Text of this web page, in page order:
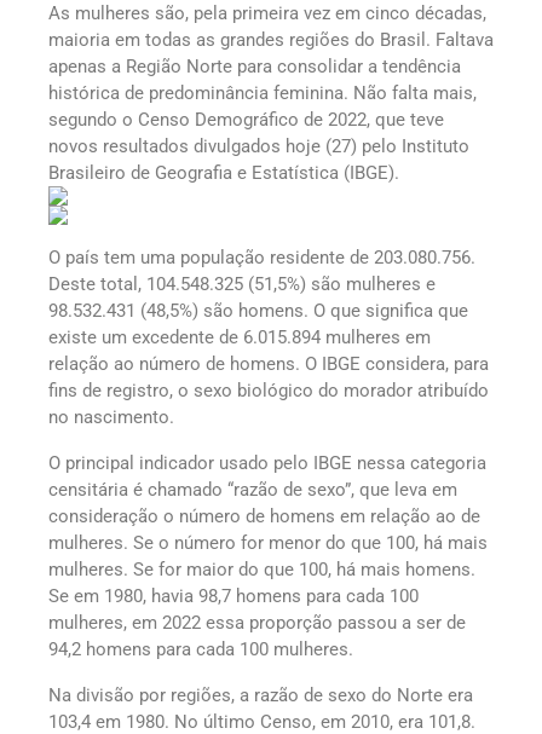
As mulheres são, pela primeira vez em cinco décadas,
maioria em todas as grandes regiões do Brasil. Faltava
apenas a Região Norte para consolidar a tendência
histórica de predominância feminina. Não falta mais,
segundo o Censo Demográfico de 2022, que teve
novos resultados divulgados hoje (27) pelo Instituto
Brasileiro de Geografia e Estatística (IBGE).
O país tem uma população residente de 203.080.756.
Deste total, 104.548.325 (51,5%) são mulheres e
98.532.431 (48,5%) são homens. O que significa que
existe um excedente de 6.015.894 mulheres em
relação ao número de homens. O IBGE considera, para
fins de registro, o sexo biológico do morador atribuído
no nascimento.
O principal indicador usado pelo IBGE nessa categoria
censitária é chamado “razão de sexo”, que leva em
consideração o número de homens em relação ao de
mulheres. Se o número for menor do que 100, há mais
mulheres. Se for maior do que 100, há mais homens.
Se em 1980, havia 98,7 homens para cada 100
mulheres, em 2022 essa proporção passou a ser de
94,2 homens para cada 100 mulheres.
Na divisão por regiões, a razão de sexo do Norte era
103,4 em 1980. No último Censo, em 2010, era 101,8.